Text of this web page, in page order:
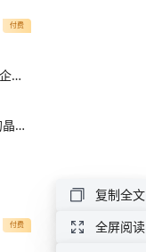
付费
杭州虹鼎装饰有限公司介绍企业发展分析报告
不同取向7020铝合金试样的晶间腐蚀机理研究
付费
复制全文
全屏阅读